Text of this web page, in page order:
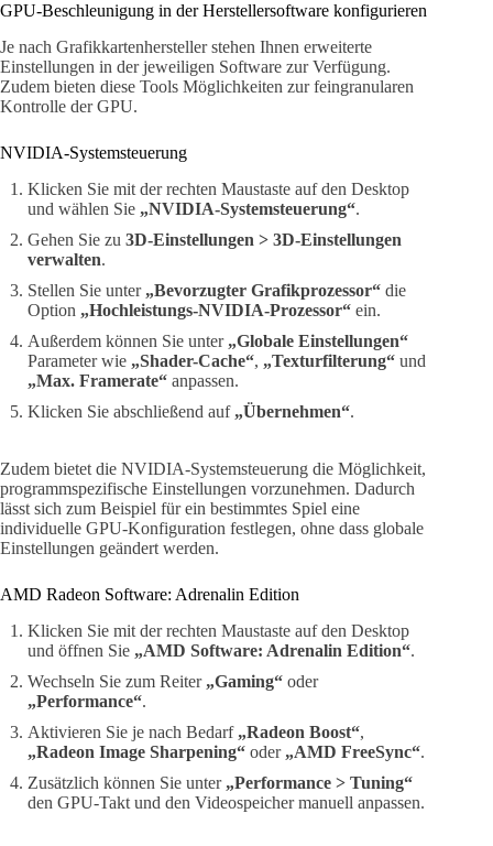
GPU-Beschleunigung in der Herstellersoftware konfigurieren
Je nach Grafikkartenhersteller stehen Ihnen erweiterte
Einstellungen in der jeweiligen Software zur Verfügung.
Zudem bieten diese Tools Möglichkeiten zur feingranularen
Kontrolle der GPU.
NVIDIA-Systemsteuerung
Klicken Sie mit der rechten Maustaste auf den Desktop
und wählen Sie „NVIDIA-Systemsteuerung“.
Gehen Sie zu 3D-Einstellungen > 3D-Einstellungen
verwalten.
Stellen Sie unter „Bevorzugter Grafikprozessor“ die
Option „Hochleistungs-NVIDIA-Prozessor“ ein.
Außerdem können Sie unter „Globale Einstellungen“
Parameter wie „Shader-Cache“, „Texturfilterung“ und
„Max. Framerate“ anpassen.
Klicken Sie abschließend auf „Übernehmen“.
Zudem bietet die NVIDIA-Systemsteuerung die Möglichkeit,
programmspezifische Einstellungen vorzunehmen. Dadurch
lässt sich zum Beispiel für ein bestimmtes Spiel eine
individuelle GPU-Konfiguration festlegen, ohne dass globale
Einstellungen geändert werden.
AMD Radeon Software: Adrenalin Edition
Klicken Sie mit der rechten Maustaste auf den Desktop
und öffnen Sie „AMD Software: Adrenalin Edition“.
Wechseln Sie zum Reiter „Gaming“ oder
„Performance“.
Aktivieren Sie je nach Bedarf „Radeon Boost“,
„Radeon Image Sharpening“ oder „AMD FreeSync“.
Zusätzlich können Sie unter „Performance > Tuning“
den GPU-Takt und den Videospeicher manuell anpassen.